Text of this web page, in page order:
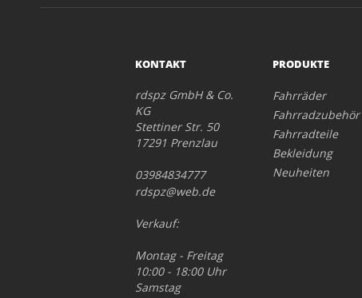
KONTAKT
rdspz GmbH & Co.
KG
Stettiner Str. 50
17291 Prenzlau
03984834777
rdspz@web.de
Verkauf:
Montag - Freitag
10:00 - 18:00 Uhr
Samstag
PRODUKTE
Fahrräder
Fahrradzubehör
Fahrradteile
Bekleidung
Neuheiten